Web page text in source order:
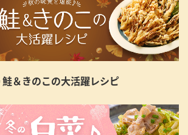
＆きのこの大活躍レシピ